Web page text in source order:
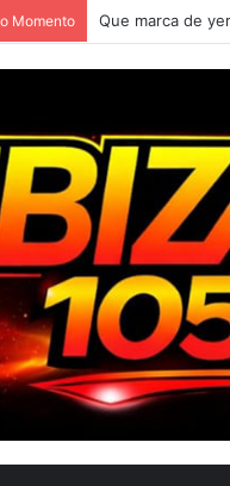
Momento QUÉ SIGNIFICA